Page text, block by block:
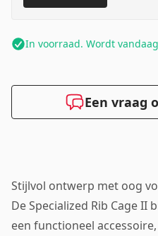
In voorraad. Wordt
Een vraag
Stijlvol ontwerp met oog
De Specialized Rib Cage
een functioneel